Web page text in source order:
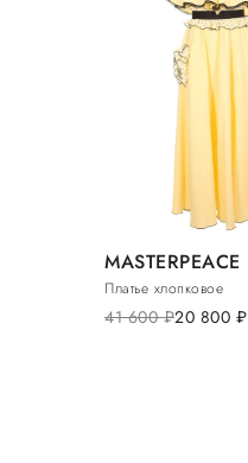
MASTERPEACE
Платье хлопковое
41 600руб.20 800 руб.